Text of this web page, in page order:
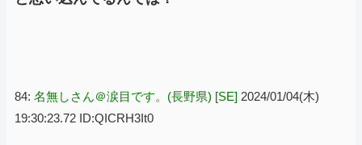
84: 名無しさん＠涙目です。(長野県) [SE] 2024/01/04(木)
19:30:23.72 ID:QICRH3It0